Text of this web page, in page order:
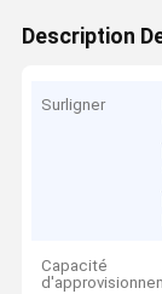
Description
Surligner
Capacité